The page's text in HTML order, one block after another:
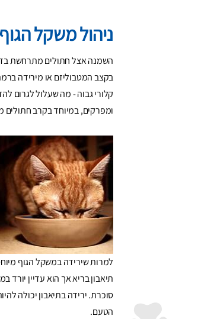
ניהול משקל הגוף
השמנה אצל חתולים מתרחשת
בקצב המטבוליזם או מירידה
קלורי גבוה - מה שעלול לגרום
ומפרקים, במיוחד בקרב חתולים
למרות שירידה במשקל הגוף
תיאבון בריא אך הוא עדיין
סוכרת. ירידה בתיאבון יכולה
הטעם.